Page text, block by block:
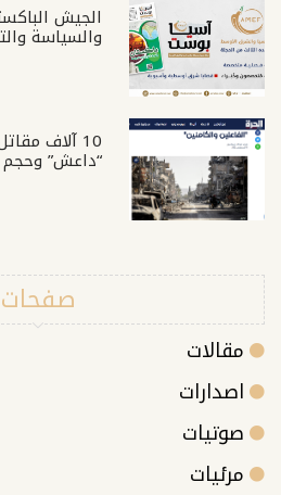
الجيش
والسياسة
10 آلاف
“داعش” وحجم
صفحات
مقالات
اصدارات
صوتيات
مرئيات